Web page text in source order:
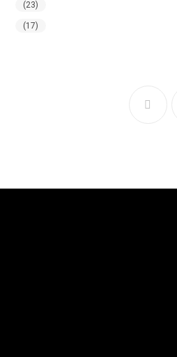
(23)
(17)